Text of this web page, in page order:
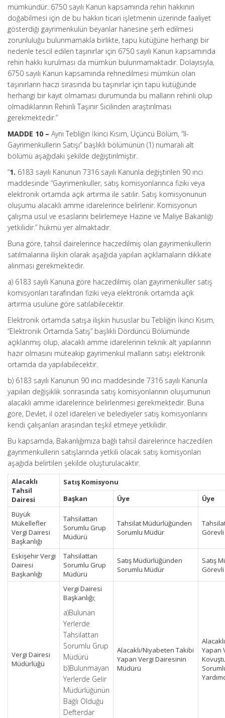
mümkündür. 6750 sayılı Kanun kapsamında rehin hakkının
doğabilmesi için de bu hakkın ticari işletmenin üzerinde faaliyet
gösterdiği gayrimenkulün beyanlar hanesine şerh edilmesi
zorunluluğu bulunmamakla birlikte, tapu kütüğüne herhangi bir
nedenle tescil edilen taşınırlar için 6750 sayılı Kanun kapsamında
rehin hakkı kurulması da mümkün bulunmamaktadır. Dolayısıyla,
6750 sayılı Kanun kapsamında rehnedilmesi mümkün olan
taşınırların haczi sırasında bu taşınırlar için tapu kütüğünde
herhangi bir kayıt olmaması durumunda bu malların rehinli olup
olmadıklarının Rehinli Taşınır Sicilinden araştırılması
gerekmektedir.”
MADDE 10 – Aynı Tebliğin İkinci Kısım, Üçüncü Bölüm, “II-
Gayrimenkullerin Satışı” başlıklı bölümünün (1) numaralı alt
bölümü aşağıdaki şekilde değiştirilmiştir.
“1. 6183 sayılı Kanunun 7316 sayılı Kanunla değiştirilen 90 ıncı
maddesinde “Gayrimenkuller, satış komisyonlarınca fiziki veya
elektronik ortamda açık artırma ile satılır. Satış komisyonunun
oluşumu alacaklı amme idarelerince belirlenir. Komisyonun
çalışma usul ve esaslarını belirlemeye Hazine ve Maliye Bakanlığı
yetkilidir.” hükmü yer almaktadır.
Buna göre, tahsil dairelerince haczedilmiş olan gayrimenkullerin
satılmalarına ilişkin olarak aşağıda yapılan açıklamaların dikkate
alınması gerekmektedir.
a) 6183 sayılı Kanuna göre haczedilmiş olan gayrimenkuller satış
komisyonları tarafından fiziki veya elektronik ortamda açık
artırma usulüne göre satılabilecektir.
Elektronik ortamda satışa ilişkin hususlar bu Tebliğin İkinci Kısım,
“Elektronik Ortamda Satış” başlıklı Dördüncü Bölümünde
açıklanmış olup, alacaklı amme idarelerinin teknik alt yapılarının
hazır olmasını müteakip gayrimenkul malların satışı elektronik
ortamda da yapılabilecektir.
b) 6183 sayılı Kanunun 90 ıncı maddesinde 7316 sayılı Kanunla
yapılan değişiklik sonrasında satış komisyonlarının oluşumunun
alacaklı amme idarelerince belirlenmesi gerekmektedir. Buna
göre, Devlet, il özel idareleri ve belediyeler satış komisyonlarını
kendi çalışanları arasından teşkil etmeye yetkilidir.
Bu kapsamda, Bakanlığımıza bağlı tahsil dairelerince haczedilen
gayrimenkullerin satışlarında yetkili olacak satış komisyonları
aşağıda belirtilen şekilde oluşturulacaktır.
Alacaklı
Tahsil
Dairesi
Satış Komisyonu
Başkan
Üye
Üye
Büyük
Mükellefler
Vergi Dairesi
Başkanlığı
Tahsilattan
Sorumlu Grup
Müdürü
Tahsilat Müdürlüğünden
Sorumlu Müdür
Eskişehir Vergi
Dairesi
Başkanlığı
Tahsilattan
Sorumlu Grup
Müdürü
Satış Müdürlüğünden
Sorumlu Müdür
Satış
Vergi Dairesi
Müdürlüğü
Vergi Dairesi
Başkanlığı;
a)Bulunan
Yerlerde
Tahsilattan
Sorumlu Grup
Müdürü
b)Bulunmayan
Yerlerde Gelir
Müdürlüğünün
Bağlı Olduğu
Defterdar
Alacaklı/Niyabeten Takibi
Yapan Vergi Dairesinin
Müdürü
Yapan